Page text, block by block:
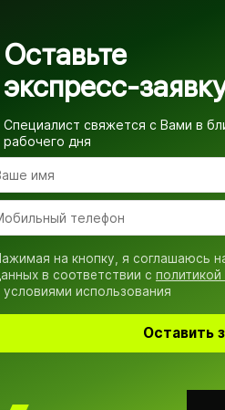
Оставьте
экспресс-
Специалист свяжется с Вами в
рабочего дня
на кнопку, я соглашаюсь
в соответствии с
условиями использования
Оставить